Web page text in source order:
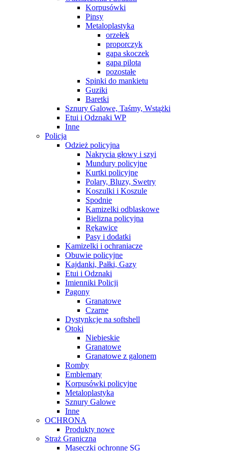
Korpusówki
Pinsy
Metaloplastyka
orzełek
proporczyk
gapa skoczek
gapa pilota
pozostałe
Spinki do mankietu
Guziki
Baretki
Sznury Galowe, Taśmy, Wstążki
Etui i Odznaki WP
Inne
Policja
Odzież policyjna
Nakrycia głowy i szyi
Mundury policyjne
Kurtki policyjne
Polary, Bluzy, Swetry
Koszulki i Koszule
Spodnie
Kamizelki odblaskowe
Bielizna policyjna
Rękawice
Pasy i dodatki
Kamizelki i ochraniacze
Obuwie policyjne
Kajdanki, Pałki, Gazy
Etui i Odznaki
Imienniki Policji
Pagony
Granatowe
Czarne
Dystynkcje na softshell
Otoki
Niebieskie
Granatowe
Granatowe z galonem
Romby
Emblematy
Korpusówki policyjne
Metaloplastyka
Sznury Galowe
Inne
OCHRONA
Produkty nowe
Straż Graniczna
Maseczki ochronne SG